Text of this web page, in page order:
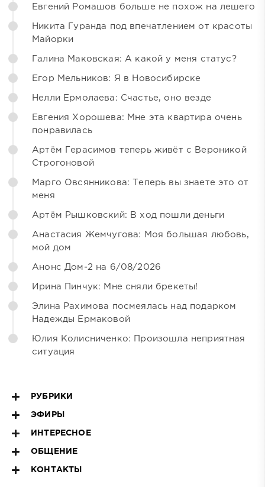
Евгений Ромашов больше не похож на лешего
Никита Гуранда под впечатлением от красоты
Майорки
Галина Маковская: А какой у меня статус?
Егор Мельников: Я в Новосибирске
Нелли Ермолаева: Счастье, оно везде
Евгения Хорошева: Мне эта квартира очень
понравилась
Артём Герасимов теперь живёт с Вероникой
Строгоновой
Марго Овсянникова: Теперь вы знаете это от
меня
Артём Рышковский: В ход пошли деньги
Анастасия Жемчугова: Моя большая любовь,
мой дом
Анонс Дом-2 на 6/08/2026
Ирина Пинчук: Мне сняли брекеты!
Элина Рахимова посмеялась над подарком
Надежды Ермаковой
Юлия Колисниченко: Произошла неприятная
ситуация
РУБРИКИ
ЭФИРЫ
ИНТЕРЕСНОЕ
ОБЩЕНИЕ
КОНТАКТЫ